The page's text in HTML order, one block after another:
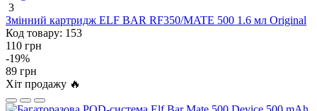
3
Змінний картридж ELF BAR RF350/MATE 500 1.6 мл Original
Код товару: 153
110 грн
-19%
89 грн
Хіт продажу 🔥